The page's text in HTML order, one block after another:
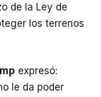
de la Ley de
los terrenos
expresó:
le da poder